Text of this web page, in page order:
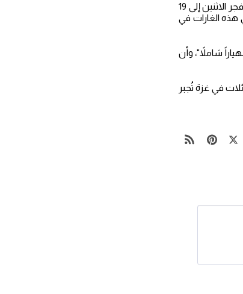
فيما أفادت أفادت مصادر طبية في غزة بارتفاع حصيلة الغارات الإسرائيلية على مناطق عدة بالقطاع منذ فجر الاثنين إلى 19
هذه الغارات في
شاملاً"، وأن
في غزة تُجبر